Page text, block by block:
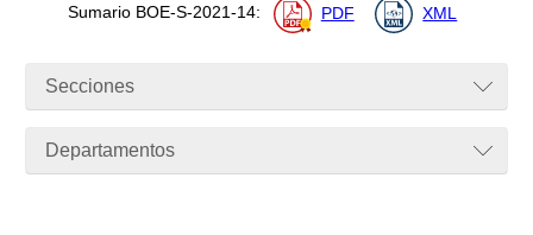
Sumario BOE-S-2021-14: PDF XML
Secciones
Departamentos